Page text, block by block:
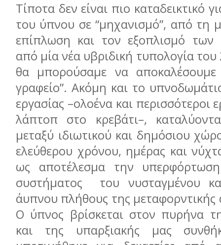
Τίποτα δεν είναι πιο καταδεικτικό
του ύπνου σε “μηχανισμό”, από τη
επίπλωση και τον εξοπλισμό των
από μία νέα υβριδική τυπολογία
θα μπορούσαμε να αποκαλέσουμε
γραφείο”. Ακόμη και το
εργασίας –ολοένα και περισσότεροι
λάπτοπ στο κρεβάτι–,
μεταξύ ιδιωτικού και δημόσιου
ελεύθερου χρόνου, ημέρας και
ως αποτέλεσμα την
συστήματος του νυσταγμένου
άυπνου πλήθους της μεταφορντικής
Ο ύπνος βρίσκεται στον πυρήνα
και της υπαρξιακής μας